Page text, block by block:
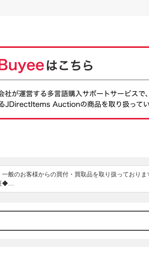
一般のお客様からの買付・買取品を取り扱っておりま
◆
物です。少しでも疑わしきものは販売しておりませ
◆
があった場合は返金返品対応致します。ご返金対象
いう対応を行っています。お客様が商品ご購入後、